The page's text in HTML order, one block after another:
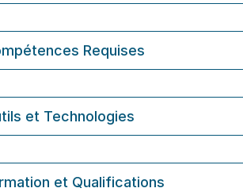
Requises
et Technologies
et Qualifications